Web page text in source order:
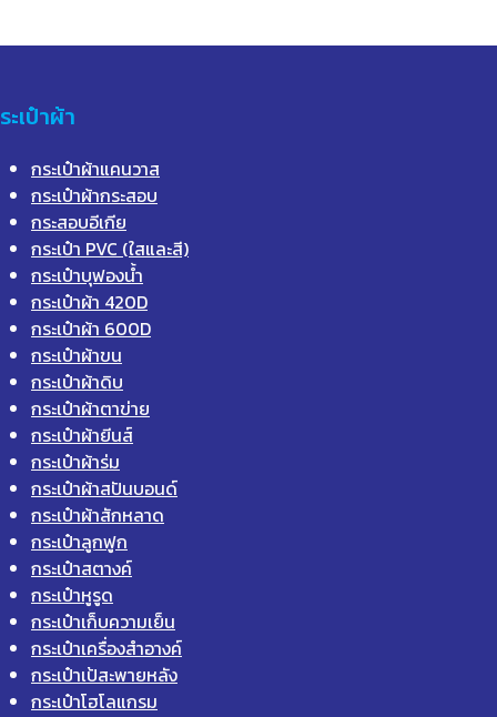
ะเป๋าผ้า
กระเป๋าผ้าแคนวาส
กระเป๋าผ้ากระสอบ
กระสอบอีเกีย
กระเป๋า PVC (ใสและสี)
กระเป๋าบุฟองน้ำ
กระเป๋าผ้า 420D
กระเป๋าผ้า 600D
กระเป๋าผ้าขน
กระเป๋าผ้าดิบ
กระเป๋าผ้าตาข่าย
กระเป๋าผ้ายีนส์
กระเป๋าผ้าร่ม
กระเป๋าผ้าสปันบอนด์
กระเป๋าผ้าสักหลาด
กระเป๋าลูกฟูก
กระเป๋าสตางค์
กระเป๋าหูรูด
กระเป๋าเก็บความเย็น
กระเป๋าเครื่องสำอางค์
กระเป๋าเป้สะพายหลัง
กระเป๋าโฮโลแกรม